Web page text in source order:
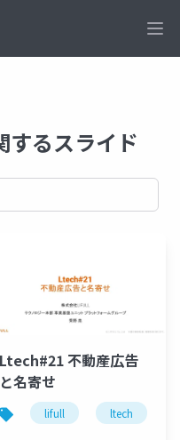
るスライド
solr image
Ltech#21 不動産広告
と名寄せ
lifull ltech